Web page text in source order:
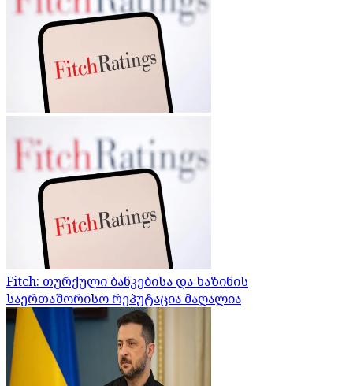
Fitch: თურქული ბანკებისა და ხაზინის
საერთაშორისო რეპუტაცია მაღალია